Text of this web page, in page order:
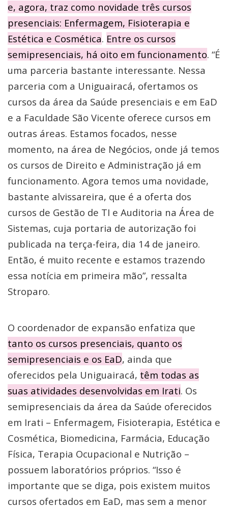
e, agora, traz como novidade três cursos
presenciais: Enfermagem, Fisioterapia e
Estética e Cosmética. Entre os cursos
semipresenciais, há oito em funcionamento. “É
uma parceria bastante interessante. Nessa
parceria com a Uniguairacá, ofertamos os
cursos da área da Saúde presenciais e em EaD
e a Faculdade São Vicente oferece cursos em
outras áreas. Estamos focados, nesse
momento, na área de Negócios, onde já temos
os cursos de Direito e Administração já em
funcionamento. Agora temos uma novidade,
bastante alvissareira, que é a oferta dos
cursos de Gestão de TI e Auditoria na Área de
Sistemas, cuja portaria de autorização foi
publicada na terça-feira, dia 14 de janeiro.
Então, é muito recente e estamos trazendo
essa notícia em primeira mão”, ressalta
Stroparo.
O coordenador de expansão enfatiza que
tanto os cursos presenciais, quanto os
semipresenciais e os EaD, ainda que
oferecidos pela Uniguairacá, têm todas as
suas atividades desenvolvidas em Irati. Os
semipresenciais da área da Saúde oferecidos
em Irati – Enfermagem, Fisioterapia, Estética e
Cosmética, Biomedicina, Farmácia, Educação
Física, Terapia Ocupacional e Nutrição –
possuem laboratórios próprios. “Isso é
importante que se diga, pois existem muitos
cursos ofertados em EaD, mas sem a menor